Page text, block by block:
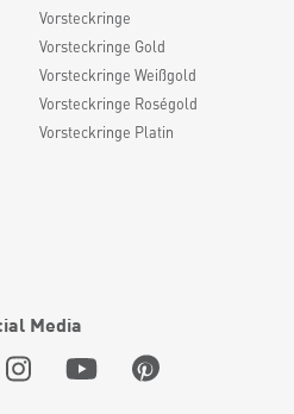
Vorsteckringe
Vorsteckringe Gold
Vorsteckringe Weißgold
Vorsteckringe Roségold
Vorsteckringe Platin
Media